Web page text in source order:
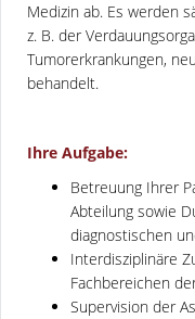
Medizin ab. Es werden
z. B. der
Tumorerkrankungen,
behandelt.
Ihre Aufgabe:
Betreuung Ihrer
Abteilung sowie
diagnostischen
Interdisziplinäre
Fachbereichen
Supervision der